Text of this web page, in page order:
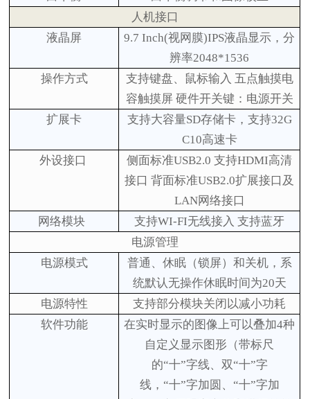
人机接口
液晶屏
9.7 Inch(视网膜)IPS液晶显示，分
辨率2048*1536
操作方式
支持键盘、鼠标输入 五点触摸电
容触摸屏 硬件开关键：电源开关
扩展卡
支持大容量SD存储卡，支持32G
C10高速卡
外设接口 侧面标准USB2.0支持HDMI高清
接口 背面标准USB2.0扩展接口及
LAN网络接口
网络模块 支持WI-FI无线接入 支持蓝牙
电源管理
电源模式
普通、休眠（锁屏） 和关机，系
统默认无操作休眠时间为20天
电源特性
支持部分模块关闭以减小功耗
软件功能
在实时显示的图像上可以叠加4种
自定义显示图形（带标尺
的“十”字线、双“十”字
线，“十”字加圆、“十”字加